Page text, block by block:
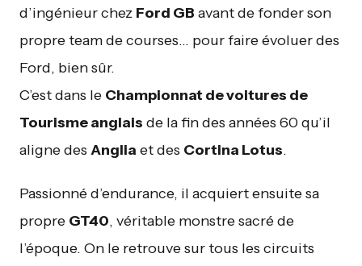
d’ingénieur chez Ford GB avant de fonder son
propre team de courses… pour faire évoluer des
Ford, bien sûr.
C’est dans le Championnat de voitures de
Tourisme anglais de la fin des années 60 qu’il
aligne des Anglia et des Cortina Lotus.
Passionné d’endurance, il acquiert ensuite sa
propre GT40, véritable monstre sacré de
l’époque. On le retrouve sur tous les circuits